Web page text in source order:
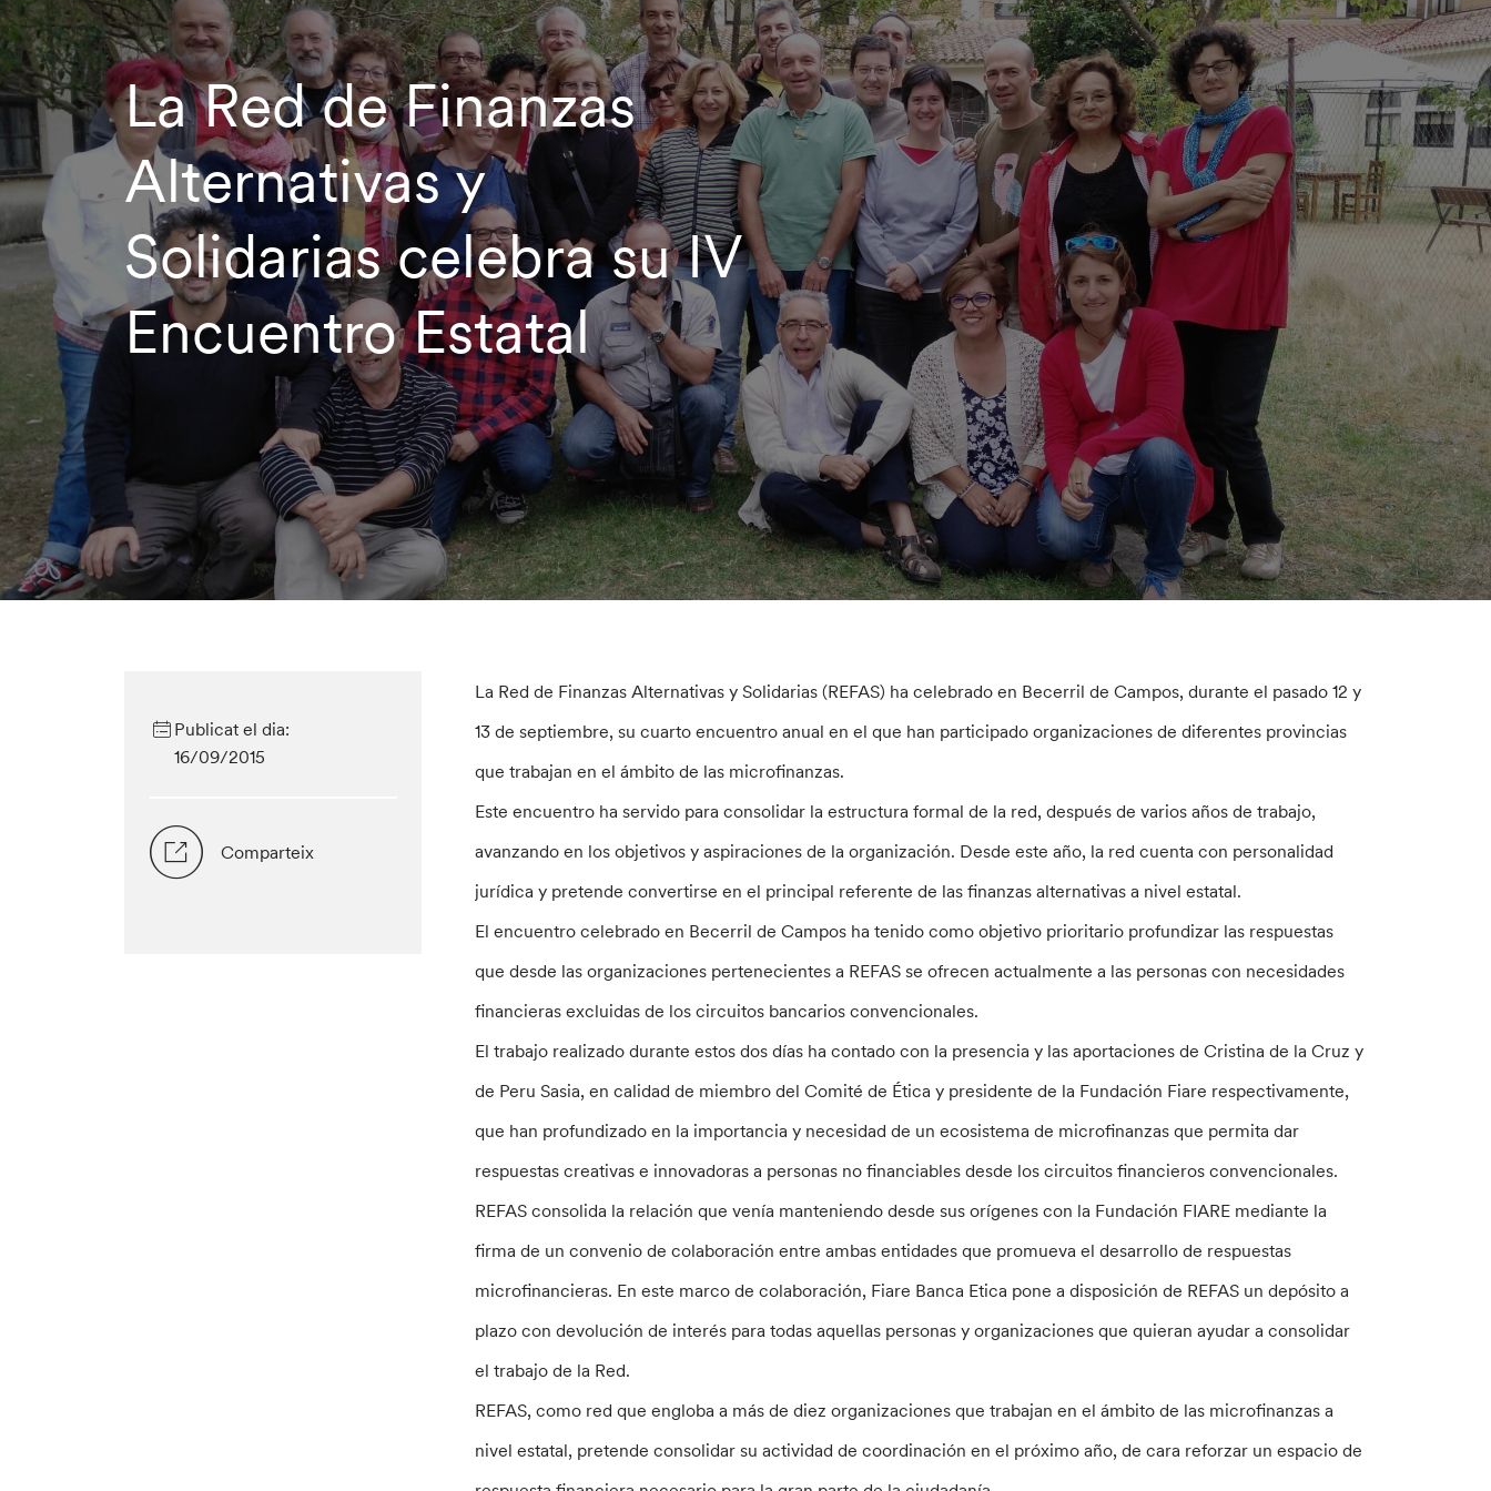
La Red de Finanzas
Alternativas y
Solidarias celebra su IV
Encuentro Estatal
Publicat el dia:
16/09/2015
Comparteix
La Red de Finanzas Alternativas y Solidarias (REFAS) ha celebrado en Becerril de Campos, durante el pasado 12 y
13 de septiembre, su cuarto encuentro anual en el que han participado organizaciones de diferentes provincias
que trabajan en el ámbito de las microfinanzas.
Este encuentro ha servido para consolidar la estructura formal de la red, después de varios años de trabajo,
avanzando en los objetivos y aspiraciones de la organización. Desde este año, la red cuenta con personalidad
jurídica y pretende convertirse en el principal referente de las finanzas alternativas a nivel estatal.
El encuentro celebrado en Becerril de Campos ha tenido como objetivo prioritario profundizar las respuestas
que desde las organizaciones pertenecientes a REFAS se ofrecen actualmente a las personas con necesidades
financieras excluidas de los circuitos bancarios convencionales.
El trabajo realizado durante estos dos días ha contado con la presencia y las aportaciones de Cristina de la Cruz y
de Peru Sasia, en calidad de miembro del Comité de Ética y presidente de la Fundación Fiare respectivamente,
que han profundizado en la importancia y necesidad de un ecosistema de microfinanzas que permita dar
respuestas creativas e innovadoras a personas no financiables desde los circuitos financieros convencionales.
REFAS consolida la relación que venía manteniendo desde sus orígenes con la Fundación FIARE mediante la
firma de un convenio de colaboración entre ambas entidades que promueva el desarrollo de respuestas
microfinancieras. En este marco de colaboración, Fiare Banca Etica pone a disposición de REFAS un depósito a
plazo con devolución de interés para todas aquellas personas y organizaciones que quieran ayudar a consolidar
el trabajo de la Red.
REFAS, como red que engloba a más de diez organizaciones que trabajan en el ámbito de las microfinanzas a
nivel estatal, pretende consolidar su actividad de coordinación en el próximo año, de cara reforzar un espacio de